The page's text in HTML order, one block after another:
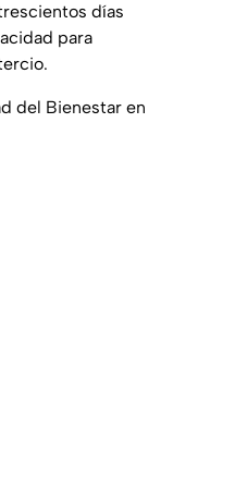
días
para
del Bienestar en